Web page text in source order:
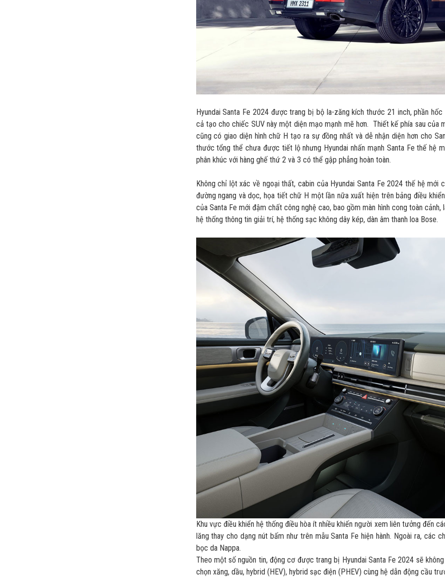
Hyundai Santa Fe 2024 được trang bị bộ la-zăng kích thước 21 inch, phần
cả tạo cho chiếc SUV này một diện mạo mạnh mẽ hơn. Thiết kế phía sau của
cũng có giao diện hình chữ H tạo ra sự đồng nhất và dễ nhận diện hơn cho
thước tổng thể chưa được tiết lộ nhưng Hyundai nhấn mạnh Santa Fe thế hệ
phân khúc với hàng ghế thứ 2 và 3 có thể gập phẳng hoàn toàn.
Không chỉ lột xác về ngoại thất, cabin của Hyundai Santa Fe 2024 thế hệ mới
đường ngang và dọc, họa tiết chữ H một lần nữa xuất hiện trên bảng điều
của Santa Fe mới đậm chất công nghệ cao, bao gồm màn hình cong toàn
hệ thống thông tin giải trí, hệ thống sạc không dây kép, dàn âm thanh loa Bose.
Khu vực điều khiển hệ thống điều hòa ít nhiều khiến người xem liên tưởng đến
lăng thay cho dạng nút bấm như trên mẫu Santa Fe hiện hành. Ngoài ra,
bọc da Nappa.
Theo một số nguồn tin, động cơ được trang bị Hyundai Santa Fe 2024 sẽ
chọn xăng, dầu, hybrid (HEV), hybrid sạc điện (PHEV) cùng hệ dẫn động cầu